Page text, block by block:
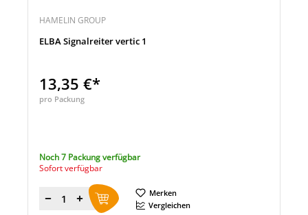
HAMELIN GROUP
ELBA Signalreiter vertic 1
13,35 €*
pro Packung
Noch 7 Packung verfügbar
Sofort verfügbar
Menge
Merken
Vergleichen